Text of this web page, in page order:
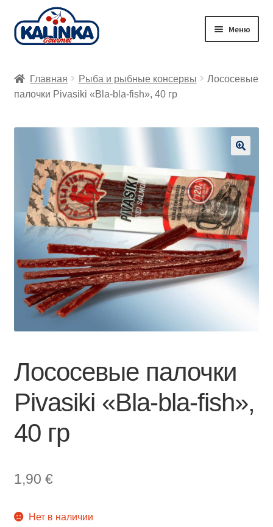
Перейти
к
Перейти
к
Меню
Заказ онлайн
Магазины
Доставка
Корзина
Главная Рыба и рыбные консервы
Лососевые
палочки Pivasiki «Bla-bla-fish», 40 гр
Лососевые палочки
Pivasiki «Bla-bla-fish»,
40 гр
1,90 €
Нет в наличии